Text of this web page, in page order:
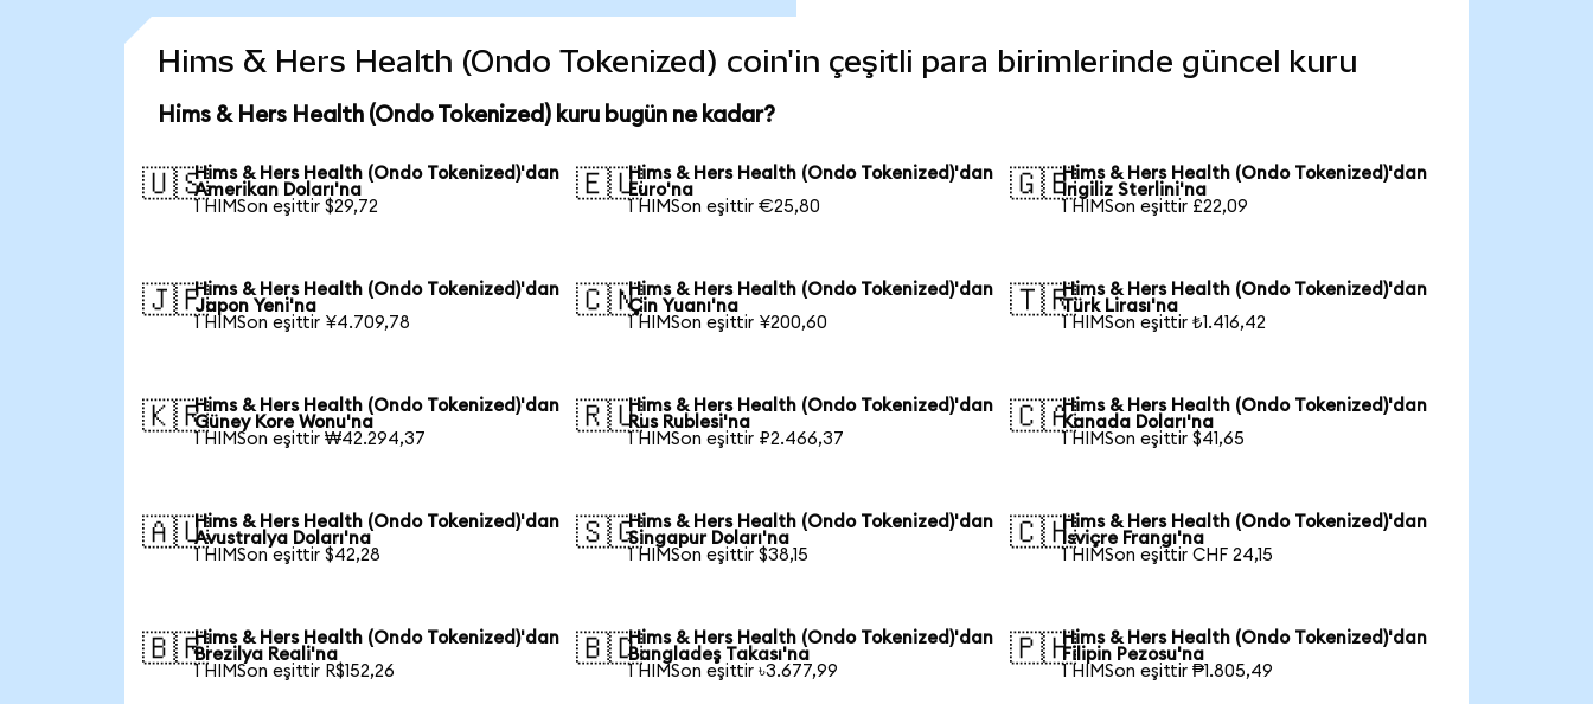
Hims & Hers Health (Ondo Tokenized) coin'in çeşitli para birimlerinde güncel kuru
Hims & Hers Health (Ondo Tokenized) kuru bugün ne kadar?
🇺🇸Hims & Hers Health (Ondo Tokenized)'dan
Amerikan Doları'na
1 HIMSon eşittir $29,72
🇪🇺Hims & Hers Health (Ondo Tokenized)'dan
Euro'na
1 HIMSon eşittir €25,80
🇬🇧Hims & Hers Health (Ondo Tokenized)'dan
İngiliz Sterlini'na
1 HIMSon eşittir £22,09
🇯🇵Hims & Hers Health (Ondo Tokenized)'dan
Japon Yeni'na
1 HIMSon eşittir ¥4.709,78
🇨🇳Hims & Hers Health (Ondo Tokenized)'dan
Çin Yuanı'na
1 HIMSon eşittir ¥200,60
🇹🇷Hims & Hers Health (Ondo Tokenized)'dan
Türk Lirası'na
1 HIMSon eşittir ₺1.416,42
🇰🇷Hims & Hers Health (Ondo Tokenized)'dan
Güney Kore Wonu'na
1 HIMSon eşittir ₩42.294,37
🇷🇺Hims & Hers Health (Ondo Tokenized)'dan
Rus Rublesi'na
1 HIMSon eşittir ₽2.466,37
🇨🇦Hims & Hers Health (Ondo Tokenized)'dan
Kanada Doları'na
1 HIMSon eşittir $41,65
🇦🇺Hims & Hers Health (Ondo Tokenized)'dan
Avustralya Doları'na
1 HIMSon eşittir $42,28
🇸🇬Hims & Hers Health (Ondo Tokenized)'dan
Singapur Doları'na
1 HIMSon eşittir $38,15
🇨🇭Hims & Hers Health (Ondo Tokenized)'dan
İsviçre Frangı'na
1 HIMSon eşittir CHF 24,15
🇧🇷Hims & Hers Health (Ondo Tokenized)'dan
Brezilya Reali'na
1 HIMSon eşittir R$152,26
🇧🇩Hims & Hers Health (Ondo Tokenized)'dan
Bangladeş Takası'na
1 HIMSon eşittir ৳3.677,99
🇵🇭Hims & Hers Health (Ondo Tokenized)'dan
Filipin Pezosu'na
1 HIMSon eşittir ₱1.805,49